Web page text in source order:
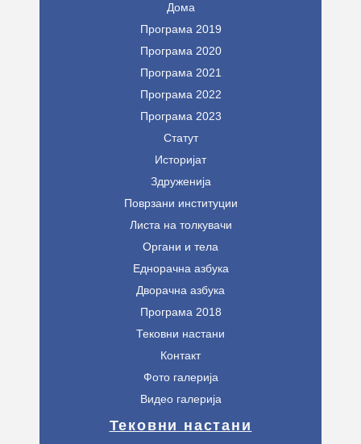
Дома
Програма 2019
Програма 2020
Програма 2021
Програма 2022
Програма 2023
Статут
Историјат
Здруженија
Поврзани институции
Листа на толкувачи
Органи и тела
Еднорачна азбука
Дворачна азбука
Програма 2018
Тековни настани
Контакт
Фото галерија
Видео галерија
Тековни настани